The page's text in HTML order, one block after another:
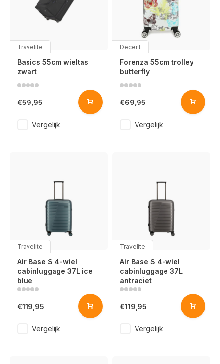
Travelite
Basics 55cm wieltas
zwart
€59,95
Vergelijk
Decent
Forenza 55cm trolley
butterfly
€69,95
Vergelijk
Travelite
Air Base S 4-wiel
cabinluggage 37L ice
blue
€119,95
Vergelijk
Travelite
Air Base S 4-wiel
cabinluggage 37L
antraciet
€119,95
Vergelijk